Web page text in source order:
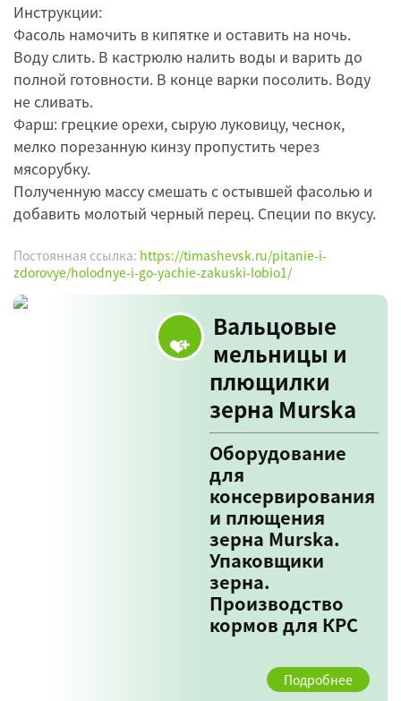
Инструкции:
Фасоль намочить в кипятке и оставить на ночь.
Воду слить. В кастрюлю налить воды и варить до
полной готовности. В конце варки посолить. Воду
не сливать.
Фарш: грецкие орехи, сырую луковицу, чеснок,
мелко порезанную кинзу пропустить через
мясорубку.
Полученную массу смешать с остывшей фасолью и
добавить молотый черный перец. Специи по вкусу.
Постоянная ссылка: https://timashevsk.ru/pitanie-i-
zdorovye/holodnye-i-go-yachie-zakuski-lobio1/
Вальцовые
мельницы и
плющилки
зерна Murska
Оборудование
для
консервирования
и плющения
зерна Murska.
Упаковщики
зерна.
Производство
кормов для КРС
Подробнее